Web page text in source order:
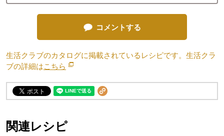
コメントする
生活クラブのカタログに掲載されているレシピです。生活クラ
ブの詳細はこちら 別のウィンドウで開きます。
関連レシピ